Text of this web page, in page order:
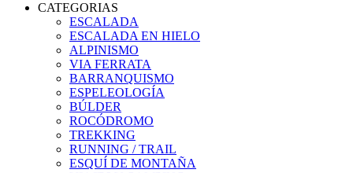
CATEGORIAS
ESCALADA
ESCALADA EN HIELO
ALPINISMO
VIA FERRATA
BARRANQUISMO
ESPELEOLOGÍA
BÚLDER
ROCÓDROMO
TREKKING
RUNNING / TRAIL
ESQUÍ DE MONTAÑA